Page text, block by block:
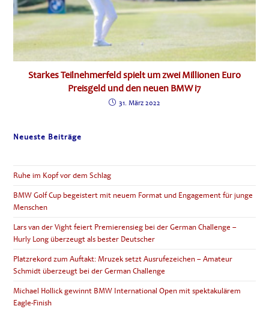
Starkes Teilnehmerfeld spielt um zwei Millionen Euro
Preisgeld und den neuen BMW i7
31. März 2022
Neueste Beiträge
Ruhe im Kopf vor dem Schlag
BMW Golf Cup begeistert mit neuem Format und Engagement für junge
Menschen
Lars van der Vight feiert Premierensieg bei der German Challenge –
Hurly Long überzeugt als bester Deutscher
Platzrekord zum Auftakt: Mruzek setzt Ausrufezeichen – Amateur
Schmidt überzeugt bei der German Challenge
Michael Hollick gewinnt BMW International Open mit spektakulärem
Eagle-Finish